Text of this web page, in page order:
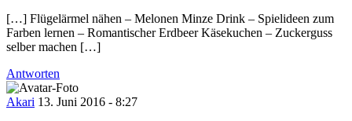
[…] Flügelärmel nähen – Melonen Minze Drink – Spielideen zum
Farben lernen – Romantischer Erdbeer Käsekuchen – Zuckerguss
selber machen […]
Antworten
Akari 13. Juni 2016 - 8:27